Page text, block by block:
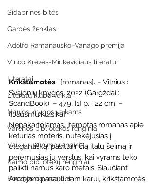
Sidabrinės bitės
Garbės ženklas
Adolfo Ramanausko–Vanago premija
Vinco Krėvės-Mickevičiaus literatūr
Literatai
Literatų klubo veikla
Naujos knygos vaikams
Varėnos bibliotekos renginiai
Vaikų ir jaunimo renginiai
Kaimo bibliotekų renginiai
Poezijos pavasarėlis
Krikštamotės : [romanas]. – Vilnius :
Svajonių knygos, 2022 (Gargždai :
ScandBook). – 479, [1] p. ; 22 cm. –
([Jausmų klasika]
Nepakartojamas, įtemptas romanas apie
keturias moteris, nutekėjusias į
elegantišką, pasiturinčią italų šeimą ir
perėmusias jų verslus, kai vyrams teko
palikti namus karo metais. Siaučiant
Antrajam pasauliniam karui, krikštamotės